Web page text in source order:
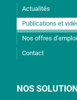
Actualités
Publications et
Nos offres d’emploi
Contact
NOS